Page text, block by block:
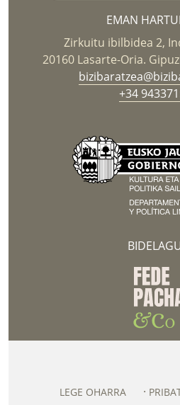
EMAN
Zirkuitu ibilbidea 2,
20160 Lasarte-Oria.
+34
LEGE OHARRA